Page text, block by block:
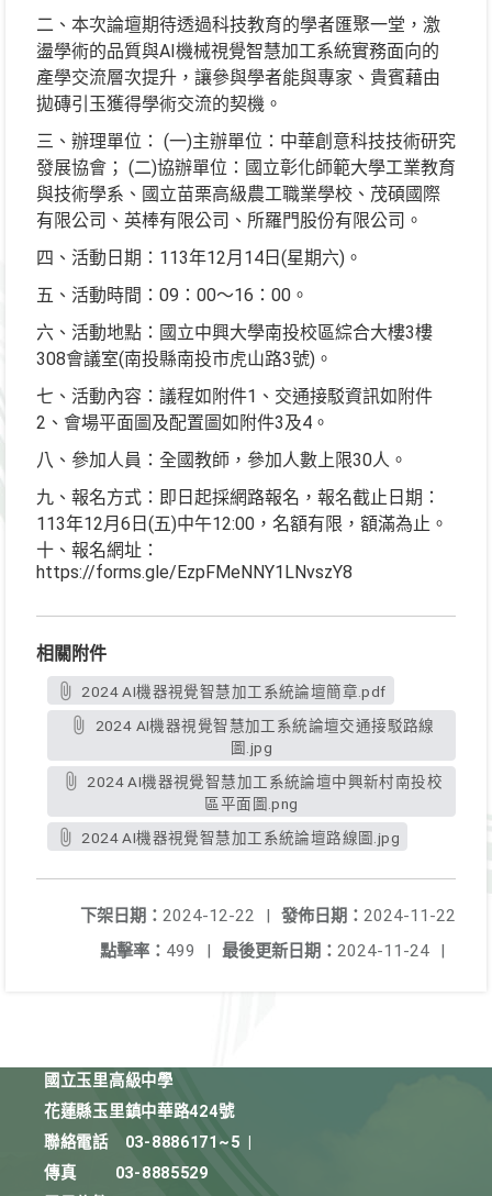
二、本次論壇期待透過科技教育的學者匯聚一堂，激
盪學術的品質與AI機械視覺智慧加工系統實務面向的
產學交流層次提升，讓參與學者能與專家、貴賓藉由
拋磚引玉獲得學術交流的契機。
三、辦理單位： (一)主辦單位：中華創意科技技術研究
發展協會； (二)協辦單位：國立彰化師範大學工業教育
與技術學系、國立苗栗高級農工職業學校、茂碩國際
有限公司、英棒有限公司、所羅門股份有限公司。
四、活動日期：113年12月14日(星期六)。
五、活動時間：09：00〜16：00。
六、活動地點：國立中興大學南投校區綜合大樓3樓
308會議室(南投縣南投市虎山路3號)。
七、活動內容：議程如附件1、交通接駁資訊如附件
2、會場平面圖及配置圖如附件3及4。
八、參加人員：全國教師，參加人數上限30人。
九、報名方式：即日起採網路報名，報名截止日期：
113年12月6日(五)中午12:00，名額有限，額滿為止。
十、報名網址：
https://forms.gle/EzpFMeNNY1LNvszY8
相關附件
2024 AI機器視覺智慧加工系統論壇簡章.pdf
圖.jpg
區平面圖.png
2024 AI機器視覺智慧加工系統論壇路線圖.jpg
發佈日期： 2024-11-22
下架日期： 2024-12-22
|
最後更新日期： 2024-11-24 |
點擊率： 499 |
國立玉里高級中學
花蓮縣玉里鎮中華路424號
聯絡電話
03-8886171~5
傳真
03-8885529